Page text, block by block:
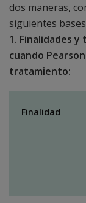
dos maneras,
siguientes
1. Finalidades
cuando
tratamiento:
Finalidad